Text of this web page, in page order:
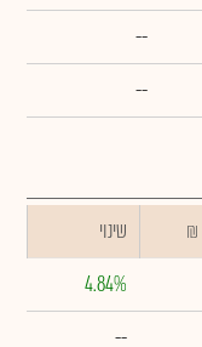
--
--
שינוי
4.84%
--